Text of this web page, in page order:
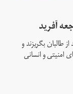
آفرید
طالبان بگریزند و
امنیتی و انسانی